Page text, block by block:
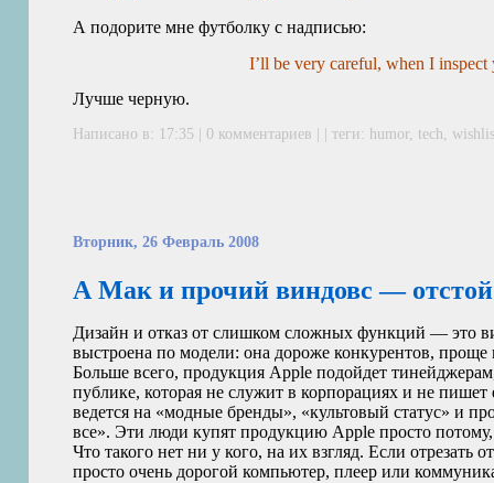
А подорите мне футболку с надписью:
I’ll be very careful, when I
Лучше черную.
Написано в: 17:35 | 0 комментариев | | теги: humor, tech,
Вторник, 26 Февраль 2008
А Мак и прочий виндовс —
Дизайн и отказ от слишком сложных функций — это
выстроена по модели: она дороже конкурентов,
Больше всего, продукция Apple подойдет
публике, которая не служит в корпорациях и не пишет
ведется на «модные бренды», «культовый статус» и
все». Эти люди купят продукцию Apple просто
Что такого нет ни у кого, на их взгляд. Если
просто очень дорогой компьютер, плеер или